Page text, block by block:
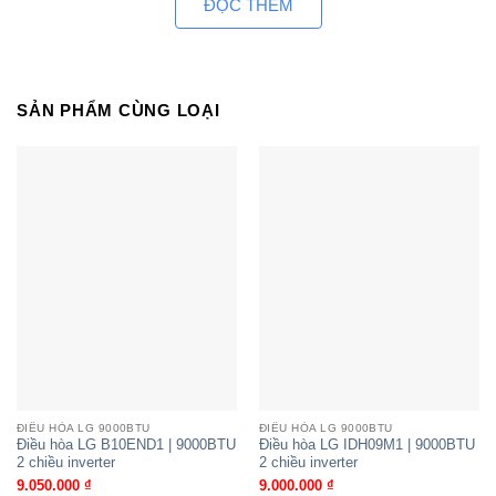
Với công suất 9000BTU là mức công suất vừa
dùng.
Ngoài ra, nhờ bộ phận cảm biến bụi siêu mịn
ĐỌC THÊM
SẢN PHẨM CÙNG LOẠI
ĐIỀU HÒA LG 9000BTU
Điều hòa LG B10END1 | 9000BTU
2 chiều inverter
9.050.000 ₫
ĐIỀU HÒA LG 9000BTU
Điều hòa LG IDH09M1 | 9000BTU
2 chiều inverter
9.000.000 ₫